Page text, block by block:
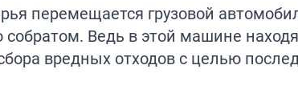
перемещается грузовой
собратом. Ведь в этой машине
вредных отходов с целью